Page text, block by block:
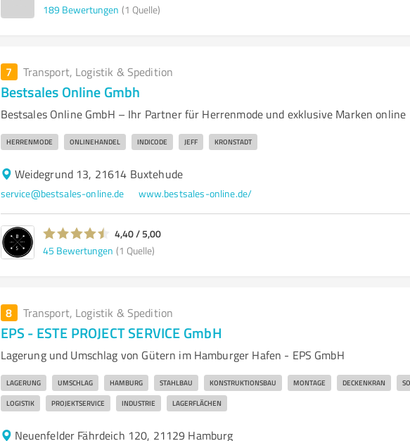
189 Bewertungen (1 Quelle)
7 Transport, Logistik & Spedition
Bestsales Online Gmbh
Bestsales Online GmbH – Ihr Partner für Herrenmode und exklusive Marken online
HERRENMODE ONLINEHANDEL INDICODE JEFF KRONSTADT
Weidegrund 13, 21614 Buxtehude
service@bestsales-online.de www.bestsales-online.de/
4,40 / 5,00
45 Bewertungen (1 Quelle)
8 Transport, Logistik & Spedition
EPS - ESTE PROJECT SERVICE GmbH
Lagerung und Umschlag von Gütern im Hamburger Hafen - EPS GmbH
LAGERUNG UMSCHLAG HAMBURG STAHLBAU KONSTRUKTIONSBAU MONTAGE DECKENKRAN
LOGISTIK PROJEKTSERVICE INDUSTRIE LAGERFLÄCHEN
Neuenfelder Fährdeich 120, 21129 Hamburg